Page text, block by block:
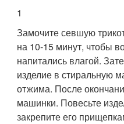
1
Замочите севшую
на 10-15 минут, чтобы
напитались влагой.
изделие в стиральную
отжима. После
машинки. Повесьте
закрепите его